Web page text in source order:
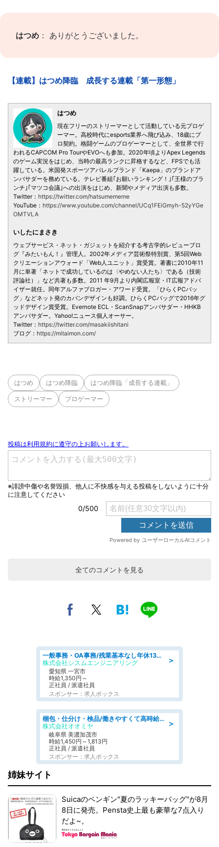
はつめ ： ありがとうございました。
【連載】はつめ降臨 成長する連載「第一形態」
はつめ
現在フリーのストリーマーとして活動している元プロゲ
ーマー。高校時代にesports業界へ飛び込み、18歳にプ
ロ契約。格闘ゲームのプロゲーマーとして、全世界で行
われるCAPCOM Pro TourやEVOへも参加。2020年頃よりApex Legends
のゲーム実況をはじめ、当時の最高ランクに昇格するなど、FPSでも活
躍している。米国発スポーツアパレルブランド「Kaepa」のブランドア
ンバサダーを務めている。テレビ番組｢お願いランキング！｣｢王様のブラ
ンチ｣｢マツコ会議｣への出演をはじめ、新聞やメディア出演も多数。
Twitter： https://twitter.com/hatsumememe
YouTube： https://www.youtube.com/channel/UCq1FEiGmyh-52yYGe
OMTVLA
いしたにまさき
ウェブサービス・ネット・ガジェットを紹介する考古学的レビューブロ
グ『みたいもん！』管理人。2002年メディア芸術祭特別賞、第5回Web
クリエーションアウォード「Web人ユニット」賞受賞。著書に2010年11
月に単著「ネットで成功しているのは〈やめない人たち〉である（技術
評論社）」など共著も多数。2011 年9月より内閣広報室・IT広報アドバ
イザー就任。同年アルファブロガー・アワード受賞。「ひらくPCバッ
グ」などネット発のカバンデザインも好調。ひらくPCバッグで2016年グ
ッドデザイン賞受賞。Evernote ECL・ScanSnapアンバサダー・HHKB
アンバサダー。Yahoo!ニュース個人オーサー。
Twitter： https://twitter.com/masakiishitani
ブログ： https://mitaimon.com/
はつめ はつめ降臨 はつめ降臨「成長する連載」
ストリーマー プロゲーマー
全てのコメントを見る
＞
一般事務・OA事務/残業基本なし年休130日社保完備の一般・調達事務
株式会社シスムエンジニアリング
愛知県 一宮市
時給1,350円～
正社員 / 派遣社員
スポンサー：求人ボックス
＞
梱包・仕分け・検品/働きやすくて高時給の仕分け作業長期休暇充実/残業なし
株式会社オオミヤ
岐阜県 美濃加茂市
時給1,450円～1,813円
正社員 / 派遣社員
スポンサー：求人ボックス
姉妹サイト
Suicaのペンギン"夏のラッキーバッグ"が8月
8日に発売。Pensta史上最も豪華な7点入り
だよ~。